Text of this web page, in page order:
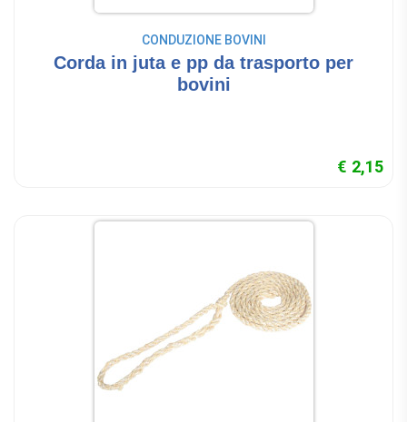
CONDUZIONE BOVINI
Corda in juta e pp da trasporto per
bovini
€ 2,15